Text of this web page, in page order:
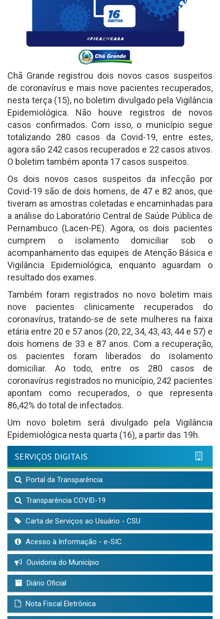
Chã Grande registrou dois novos casos suspeitos
de coronavírus e mais nove pacientes recuperados,
nesta terça (15), no boletim divulgado pela Vigilância
Epidemiológica. Não houve registros de novos
casos confirmados. Com isso, o município segue
totalizando 280 casos da Covid-19, entre estes,
agora são 242 casos recuperados e 22 casos ativos.
O boletim também aponta 17 casos suspeitos.
Os dois novos casos suspeitos da infecção por
Covid-19 são de dois homens, de 47 e 82 anos, que
tiveram as amostras coletadas e encaminhadas para
a análise do Laboratório Central de Saúde Pública de
Pernambuco (Lacen-PE). Agora, os dois pacientes
cumprem o isolamento domiciliar sob o
acompanhamento das equipes de Atenção Básica e
Vigilância Epidemiológica, enquanto aguardam o
resultado dos exames.
Também foram registrados no novo boletim mais
nove pacientes clinicamente recuperados do
coronavírus, tratando-se de sete mulheres na faixa
etária entre 20 e 57 anos (20, 22, 34, 43, 43, 44 e 57) e
dois homens de 33 e 87 anos. Com a recuperação,
os pacientes foram liberados do isolamento
domiciliar. Ao todo, entre os 280 casos de
coronavírus registrados no município, 242 pacientes
apontam como recuperados, o que representa
86,42% do total de infectados.
Um novo boletim será divulgado pela Vigilância
Epidemiológica nesta quarta (16), a partir das 19h.
SERVIÇOS DIGITAIS
Portal da Transparência
Transparência COVID-19
Carta de Serviços ao Usuário - CSU
Acesso à Informação - e-SIC
Ouvidoria do Município
Diário Oficial
Nota Fiscal Eletrônica